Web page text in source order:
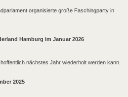
organisierte große Faschingparty in
Hamburg im Januar 2026
nächstes Jahr wiederholt werden kann.
2025